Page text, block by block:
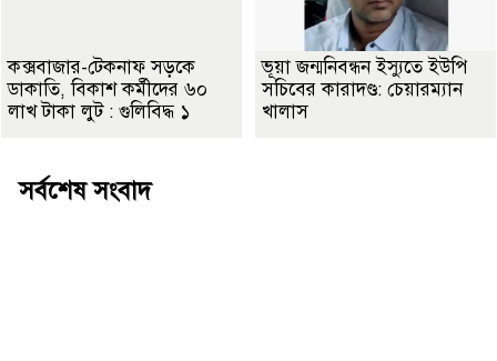
কক্সবাজার-টেকনাফ সড়কে
ডাকাতি, বিকাশ কর্মীদের ৬০
লাখ টাকা লুট : গুলিবিদ্ধ ১
ভূয়া জন্মনিবন্ধন ইস্যুতে ইউপি
সচিবের কারাদণ্ড: চেয়ারম্যান
খালাস
সর্বশেষ সংবাদ